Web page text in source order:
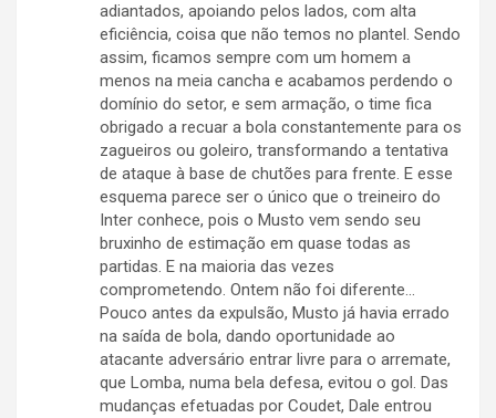
adiantados, apoiando pelos lados, com alta
eficiência, coisa que não temos no plantel. Sendo
assim, ficamos sempre com um homem a
menos na meia cancha e acabamos perdendo o
domínio do setor, e sem armação, o time fica
obrigado a recuar a bola constantemente para os
zagueiros ou goleiro, transformando a tentativa
de ataque à base de chutões para frente. E esse
esquema parece ser o único que o treineiro do
Inter conhece, pois o Musto vem sendo seu
bruxinho de estimação em quase todas as
partidas. E na maioria das vezes
comprometendo. Ontem não foi diferente…
Pouco antes da expulsão, Musto já havia errado
na saída de bola, dando oportunidade ao
atacante adversário entrar livre para o arremate,
que Lomba, numa bela defesa, evitou o gol. Das
mudanças efetuadas por Coudet, Dale entrou